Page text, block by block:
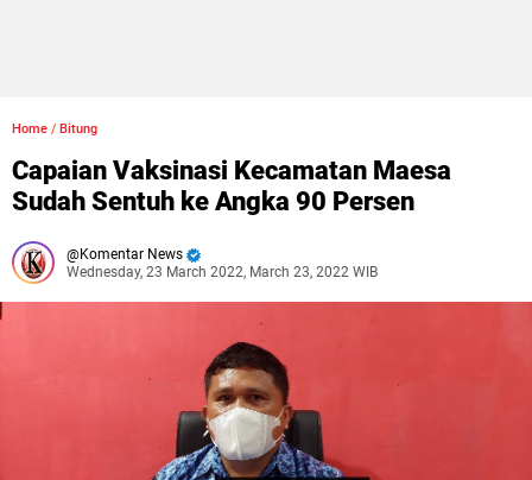
Home / Bitung
Capaian Vaksinasi Kecamatan Maesa
Sudah Sentuh ke Angka 90 Persen
Komentar News
Wednesday, 23 March 2022, March 23, 2022 WIB